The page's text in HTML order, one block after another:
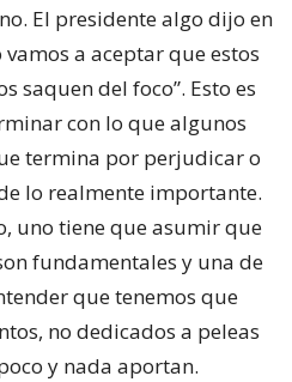
El presidente algo dijo en
a aceptar que estos
saquen del foco”. Esto es
con lo que algunos
termina por perjudicar o
lo realmente importante.
uno tiene que asumir que
fundamentales y una de
que tenemos que
no dedicados a peleas
y nada aportan.